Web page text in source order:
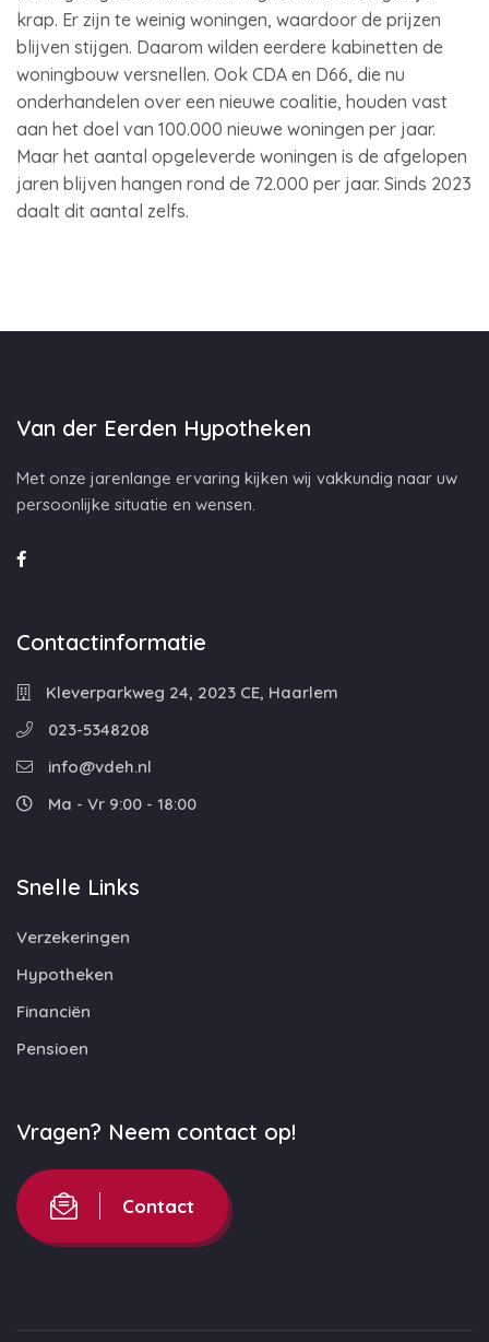
krap. Er zijn te weinig woningen, waardoor de prijzen
blijven stijgen. Daarom wilden eerdere kabinetten de
woningbouw versnellen. Ook CDA en D66, die nu
onderhandelen over een nieuwe coalitie, houden vast
aan het doel van 100.000 nieuwe woningen per jaar.
Maar het aantal opgeleverde woningen is de afgelopen
jaren blijven hangen rond de 72.000 per jaar. Sinds 2023
daalt dit aantal zelfs.
Van der Eerden Hypotheken
Met onze jarenlange ervaring kijken wij vakkundig naar uw
persoonlijke situatie en wensen.
Contactinformatie
Kleverparkweg 24, 2023 CE, Haarlem
023-5348208
info@vdeh.nl
Ma - Vr 9:00 - 18:00
Snelle Links
Verzekeringen
Hypotheken
Financiën
Pensioen
Vragen? Neem contact op!
Contact